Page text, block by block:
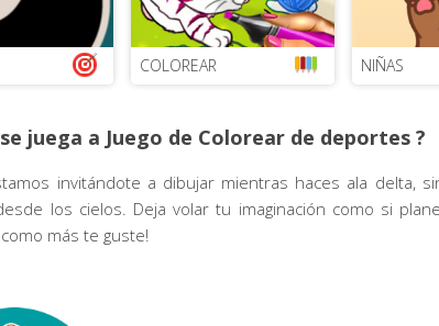
COLOREAR NIÑAS
juega a Juego de Colorear de deportes ?
invitándote a dibujar mientras haces ala delta,
los cielos. Deja volar tu imaginación como si
más te guste!